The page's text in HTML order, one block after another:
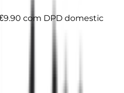
com DPD domestic